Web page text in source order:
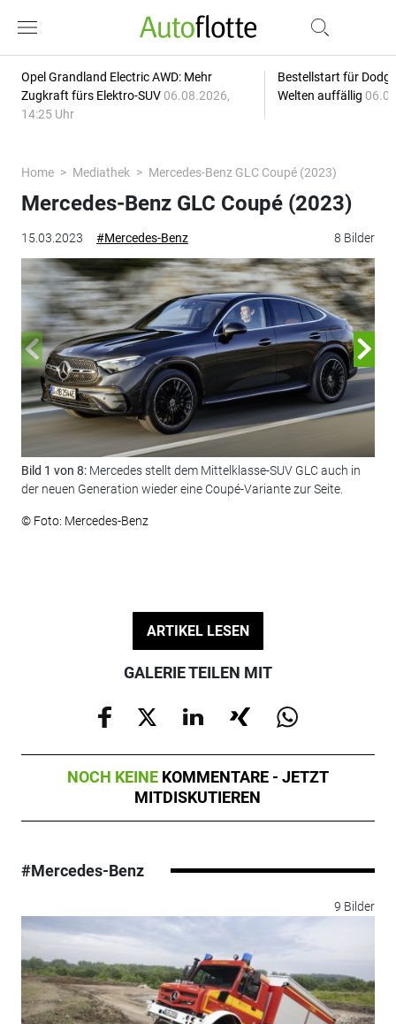
Opel Grandland Electric AWD: Mehr
Zugkraft fürs Elektro-SUV 06.08.2026,
14:25 Uhr
Bestellstart für
Welten auffällig
Home Mediathek Mercedes-Benz GLC Coupé (2023)
15.03.2023 #Mercedes-Benz 8 Bilder
Mercedes-Benz GLC Coupé (2023)
Bild 1 von 8: Mercedes stellt dem Mittelklasse-SUV GLC auch in
der neuen Generation wieder eine Coupé-Variante zur Seite.
© Foto: Mercedes-Benz
ARTIKEL LESEN
GALERIE TEILEN MIT
NOCH KEINE KOMMENTARE - JETZT
MITDISKUTIEREN
#Mercedes-Benz
9 Bilder